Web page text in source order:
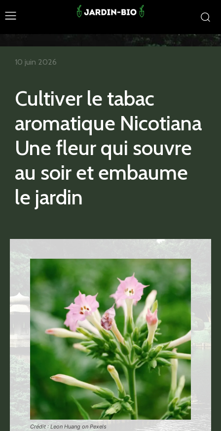
Cultiver le tabac
aromatique Nicotiana
Une fleur qui souvre
au soir et embaume
le jardin
Crédit : Leon Huang on Pexels
10 juin 2026